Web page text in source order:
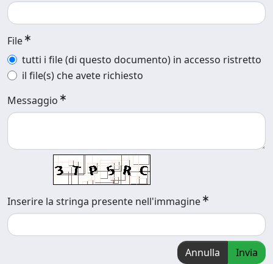
File
tutti i file (di questo documento) in accesso ristretto
il file(s) che avete richiesto
Messaggio
Inserire la stringa presente nell'immagine
Annulla Invia